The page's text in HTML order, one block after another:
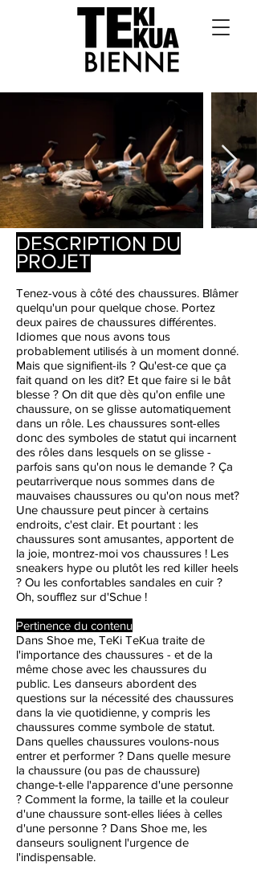
DESCRIPTION DU
PROJET
Tenez-vous à côté des chaussures. Blâmer
quelqu'un pour quelque chose. Portez
deux paires de chaussures différentes.
Idiomes que nous avons tous
probablement utilisés à un moment donné.
Mais que signifient-ils ? Qu'est-ce que ça
fait quand on les dit? Et que faire si le bât
blesse ? On dit que dès qu'on enfile une
chaussure, on se glisse automatiquement
dans un rôle. Les chaussures sont-elles
donc des symboles de statut qui incarnent
des rôles dans lesquels on se glisse -
parfois sans qu'on nous le demande ? Ça
peutarriverque nous sommes dans de
mauvaises chaussures ou qu'on nous met?
Une chaussure peut pincer à certains
endroits, c'est clair. Et pourtant : les
chaussures sont amusantes, apportent de
la joie, montrez-moi vos chaussures ! Les
sneakers hype ou plutôt les red killer heels
? Ou les confortables sandales en cuir ?
Oh, soufflez sur d'Schue !
Pertinence du contenu
Dans Shoe me, TeKi TeKua traite de
l'importance des chaussures - et de la
même chose avec les chaussures du
public. Les danseurs abordent des
questions sur la nécessité des chaussures
dans la vie quotidienne, y compris les
chaussures comme symbole de statut.
Dans quelles chaussures voulons-nous
entrer et performer ? Dans quelle mesure
la chaussure (ou pas de chaussure)
change-t-elle l'apparence d'une personne
? Comment la forme, la taille et la couleur
d'une chaussure sont-elles liées à celles
d'une personne ? Dans Shoe me, les
danseurs soulignent l'urgence de
l'indispensable.